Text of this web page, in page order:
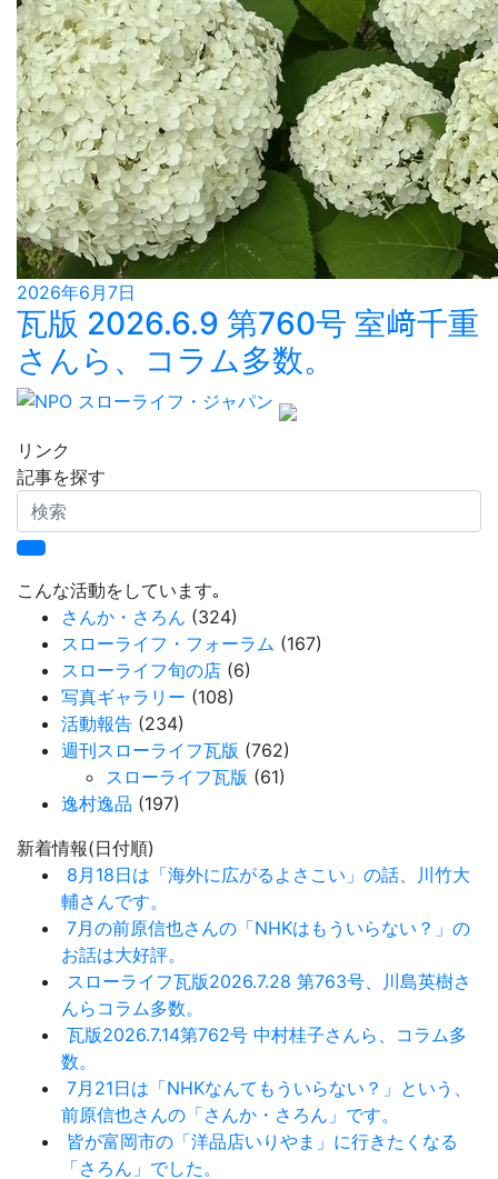
2026年6月7日
瓦版 2026.6.9 第760号 室﨑千重
さんら、コラム多数。
リンク
記事を探す
検
索
こんな活動をしています｡
さんか・さろん (324)
スローライフ・フォーラム (167)
スローライフ旬の店 (6)
写真ギャラリー (108)
活動報告 (234)
週刊スローライフ瓦版 (762)
スローライフ瓦版 (61)
逸村逸品 (197)
新着情報(日付順)
8月18日は「海外に広がるよさこい」の話、川竹大
輔さんです。
7月の前原信也さんの「NHKはもういらない？」の
お話は大好評。
スローライフ瓦版2026.7.28 第763号、川島英樹さ
んらコラム多数。
瓦版2026.7.14第762号 中村桂子さんら、コラム多
数。
7月21日は「NHKなんてもういらない？」という、
前原信也さんの「さんか・さろん」です。
皆が富岡市の「洋品店いりやま」に行きたくなる
「さろん」でした。